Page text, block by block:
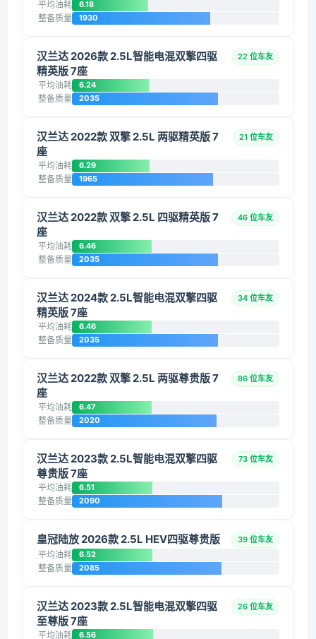
平均油耗 6.18
整备质量 1930
汉兰达 2026款 2.5L智能电混双擎四驱
精英版 7座
22 位车友
平均油耗 6.24
整备质量 2035
汉兰达 2022款 双擎 2.5L 两驱精英版 7
座
21 位车友
平均油耗 6.29
整备质量 1965
汉兰达 2022款 双擎 2.5L 四驱精英版 7
座
46 位车友
平均油耗 6.46
整备质量 2035
汉兰达 2024款 2.5L智能电混双擎四驱
精英版 7座
34 位车友
平均油耗 6.46
整备质量 2035
汉兰达 2022款 双擎 2.5L 两驱尊贵版 7
座
86 位车友
平均油耗 6.47
整备质量 2020
汉兰达 2023款 2.5L智能电混双擎四驱
尊贵版 7座
73 位车友
平均油耗 6.51
整备质量 2090
皇冠陆放 2026款 2.5L HEV四驱尊贵版 39 位车友
平均油耗 6.52
整备质量 2085
汉兰达 2023款 2.5L智能电混双擎四驱
至尊版 7座
26 位车友
平均油耗 6.56